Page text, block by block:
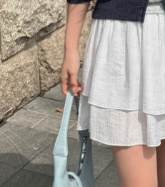
인플루언서 pick!
신상 5%
베스트
MADE
세트할인 ~30%
하객룩